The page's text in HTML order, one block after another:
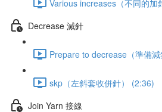
Various increases（不同的加
Decrease 減針
Prepare to decrease（準備
skp（左斜套收併針） (2:36)
Join Yarn 接線